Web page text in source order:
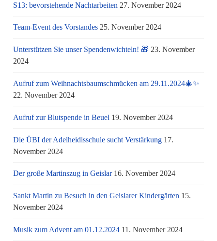
S13: bevorstehende Nachtarbeiten 27. November 2024
Team-Event des Vorstandes 25. November 2024
Unterstützen Sie unser Spendenwichteln! 🎁 23. November
2024
Aufruf zum Weihnachtsbaumschmücken am 29.11.2024🎄✨
22. November 2024
Aufruf zur Blutspende in Beuel 19. November 2024
Die ÜBI der Adelheidisschule sucht Verstärkung 17.
November 2024
Der große Martinszug in Geislar 16. November 2024
Sankt Martin zu Besuch in den Geislarer Kindergärten 15.
November 2024
Musik zum Advent am 01.12.2024 11. November 2024